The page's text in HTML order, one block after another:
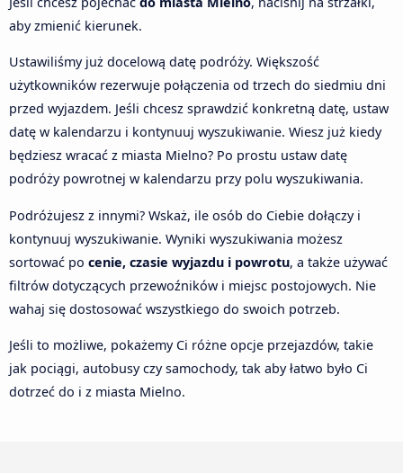
aby zmienić kierunek.
Ustawiliśmy już docelową datę podróży. Większość
użytkowników rezerwuje połączenia od trzech do siedmiu dni
przed wyjazdem. Jeśli chcesz sprawdzić konkretną datę, ustaw
datę w kalendarzu i kontynuuj wyszukiwanie. Wiesz już kiedy
będziesz wracać z miasta Mielno? Po prostu ustaw datę
podróży powrotnej w kalendarzu przy polu wyszukiwania.
Podróżujesz z innymi? Wskaż, ile osób do Ciebie dołączy i
kontynuuj wyszukiwanie. Wyniki wyszukiwania możesz
sortować po cenie, czasie wyjazdu i powrotu, a także używać
filtrów dotyczących przewoźników i miejsc postojowych. Nie
wahaj się dostosować wszystkiego do swoich potrzeb.
Jeśli to możliwe, pokażemy Ci różne opcje przejazdów, takie
jak pociągi, autobusy czy samochody, tak aby łatwo było Ci
dotrzeć do i z miasta Mielno.